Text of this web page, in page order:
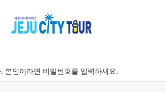
본인이라면 비밀번호를 입력하세요.